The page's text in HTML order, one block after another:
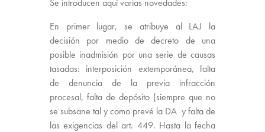
En primer lugar, se atribuye al LAJ la
decisión por medio de decreto de una
posible inadmisión por una serie de causas
tasadas: interposición extemporánea, falta
de denuncia de la previa infracción
procesal, falta de depósito (siempre que no
se subsane tal y como prevé la DA y falta de
las exigencias del art. 449. Hasta la fecha